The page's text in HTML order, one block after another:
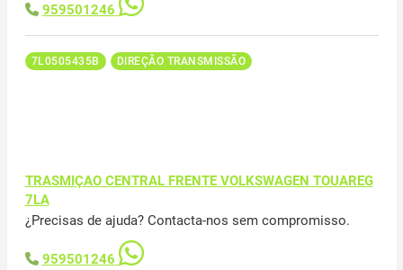
959501246
7L0505435B DIREÇÃO TRANSMISSÃO
TRASMIÇAO CENTRAL FRENTE VOLKSWAGEN TOUAREG
7LA
¿Precisas de ajuda? Contacta-nos sem compromisso.
959501246